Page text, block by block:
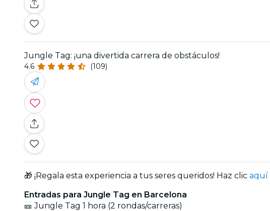
Jungle Tag: ¡una divertida carrera de obstáculos!
4.6 (109)
🎁 ¡Regala esta experiencia a tus seres queridos! Haz clic aquí
Entradas para Jungle Tag en Barcelona
🎫 Jungle Tag 1 hora (2 rondas/carreras)